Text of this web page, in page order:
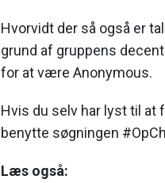
Hvorvidt der så også er
grund af gruppens
for at være Anonymous.
Hvis du selv har lyst til at
benytte søgningen
Læs også: